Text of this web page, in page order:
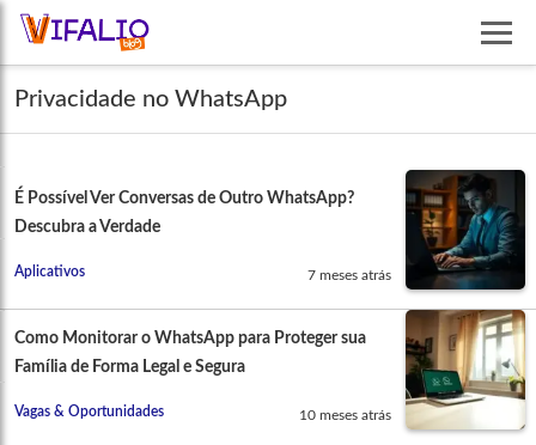
Privacidade no WhatsApp
É Possível Ver Conversas de Outro WhatsApp?
Descubra a Verdade
Aplicativos 7 meses atrás
Como Monitorar o WhatsApp para Proteger sua
Família de Forma Legal e Segura
Vagas & Oportunidades 10 meses atrás